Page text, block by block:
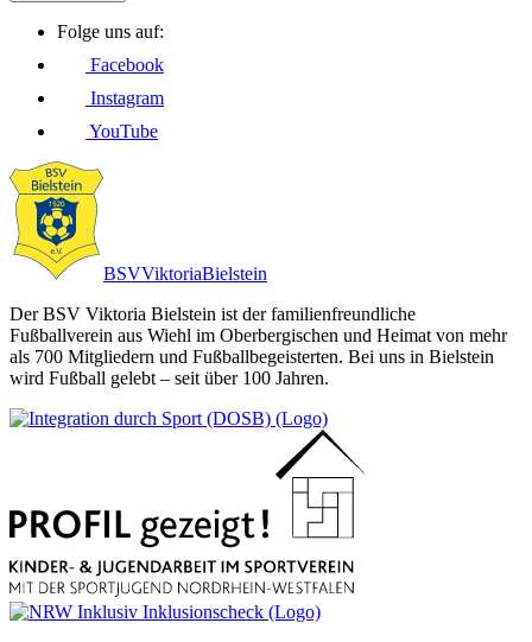
Folge uns auf:
Facebook
Instagram
YouTube
BSVViktoriaBielstein
Der BSV Viktoria Bielstein ist der familienfreundliche
Fußballverein aus Wiehl im Oberbergischen und Heimat von mehr
als 700 Mitgliedern und Fußballbegeisterten. Bei uns in Bielstein
wird Fußball gelebt – seit über 100 Jahren.